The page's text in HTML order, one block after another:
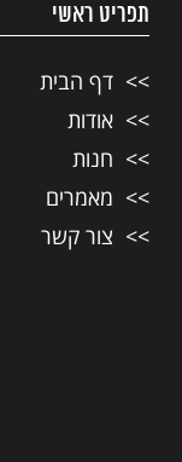
תפריט ראשי
דף הבית
אודות
חנות
מאמרים
צור קשר